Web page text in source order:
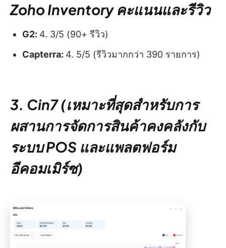
Zoho Inventory คะแนนและรีวิว
G2: 4. 3/5 (90+ รีวิว)
Capterra: 4. 5/5 (รีวิวมากกว่า 390 รายการ)
3. Cin7 (เหมาะที่สุดสำหรับการ
ผสานการจัดการสินค้าคงคลังกับ
ระบบ POS และแพลตฟอร์ม
อีคอมเมิร์ซ)